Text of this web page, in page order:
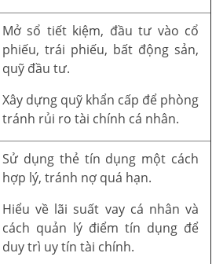
Mở sổ tiết kiệm, đầu tư vào cổ
phiếu, trái phiếu, bất động sản,
quỹ đầu tư.
Xây dựng quỹ khẩn cấp để phòng
tránh rủi ro tài chính cá nhân.
Sử dụng thẻ tín dụng một cách
hợp lý, tránh nợ quá hạn.
Hiểu về lãi suất vay cá nhân và
cách quản lý điểm tín dụng để
duy trì uy tín tài chính.